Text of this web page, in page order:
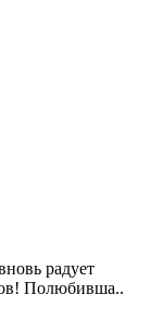
радует
Полюбивша..